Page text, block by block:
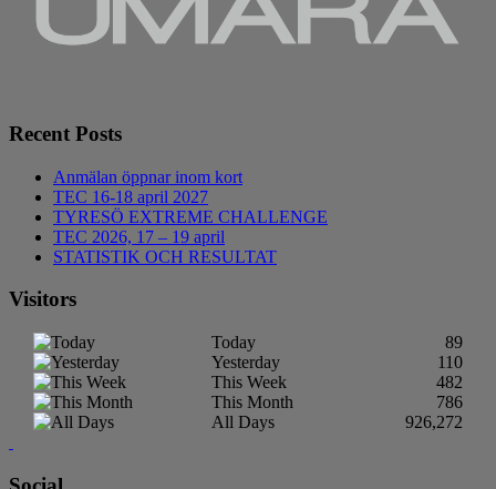
Recent Posts
Anmälan öppnar inom kort
TEC 16-18 april 2027
TYRESÖ EXTREME CHALLENGE
TEC 2026, 17 – 19 april
STATISTIK OCH RESULTAT
Visitors
Today
89
Yesterday
110
This Week
482
This Month
786
All Days
926,272